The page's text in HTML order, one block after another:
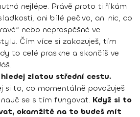
nejlépe. Právě proto ti říkám
ani bílé pečivo, ani nic, co
nebo neprospěšné ve
Čím více si zakazuješ, tím
to celé praskne a skončíš ve
zlatou střední cestu.
si to, co momentálně považuješ
se s tím fungovat. Když si to
okamžitě na to budeš mít